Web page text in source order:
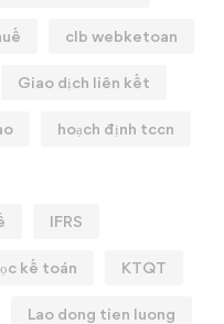
clb webketoan
Giao dịch liên kết
hoạch định tccn
IFRS
kế toán KTQT
Lao dong tien luong